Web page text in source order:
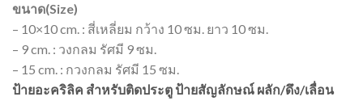
ขนาด(Size)
– 10×10 cm. : สี่เหลี่ยม กว้าง 10 ซม. ยาว 10 ซม.
– 9 cm. : วงกลม รัศมี 9 ซม.
– 15 cm. : กวงกลม รัศมี 15 ซม.
ป้ายอะคริลิค สำหรับติดประตู ป้ายสัญลักษณ์ ผลัก/ดึง/เลื่อน